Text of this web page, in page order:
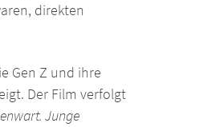
direkten
Gen Z und ihre
Der Film verfolgt
Junge